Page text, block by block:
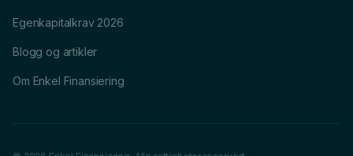
Egenkapitalkrav 2026
Blogg og artikler
Om Enkel Finansiering